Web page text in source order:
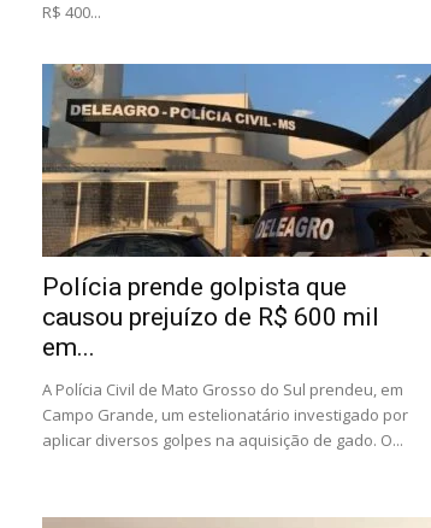
R$ 400...
Polícia prende golpista que
causou prejuízo de R$ 600 mil
em...
A Polícia Civil de Mato Grosso do Sul prendeu, em
Campo Grande, um estelionatário investigado por
aplicar diversos golpes na aquisição de gado. O...